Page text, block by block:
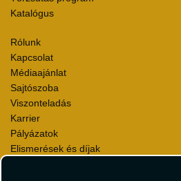
Katalógus
Rólunk
Kapcsolat
Médiaajánlat
Sajtószoba
Viszonteladás
Karrier
Pályázatok
Elismerések és díjak